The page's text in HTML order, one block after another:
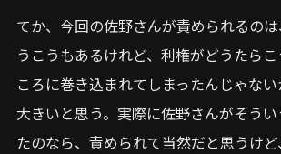
てか、今回の佐野さんが責められるの
うこうもあるけれど、利権がどうたら
ころに巻き込まれてしまったんじゃな
大きいと思う。実際に佐野さんがそう
たのなら、責められて当然だと思うけ